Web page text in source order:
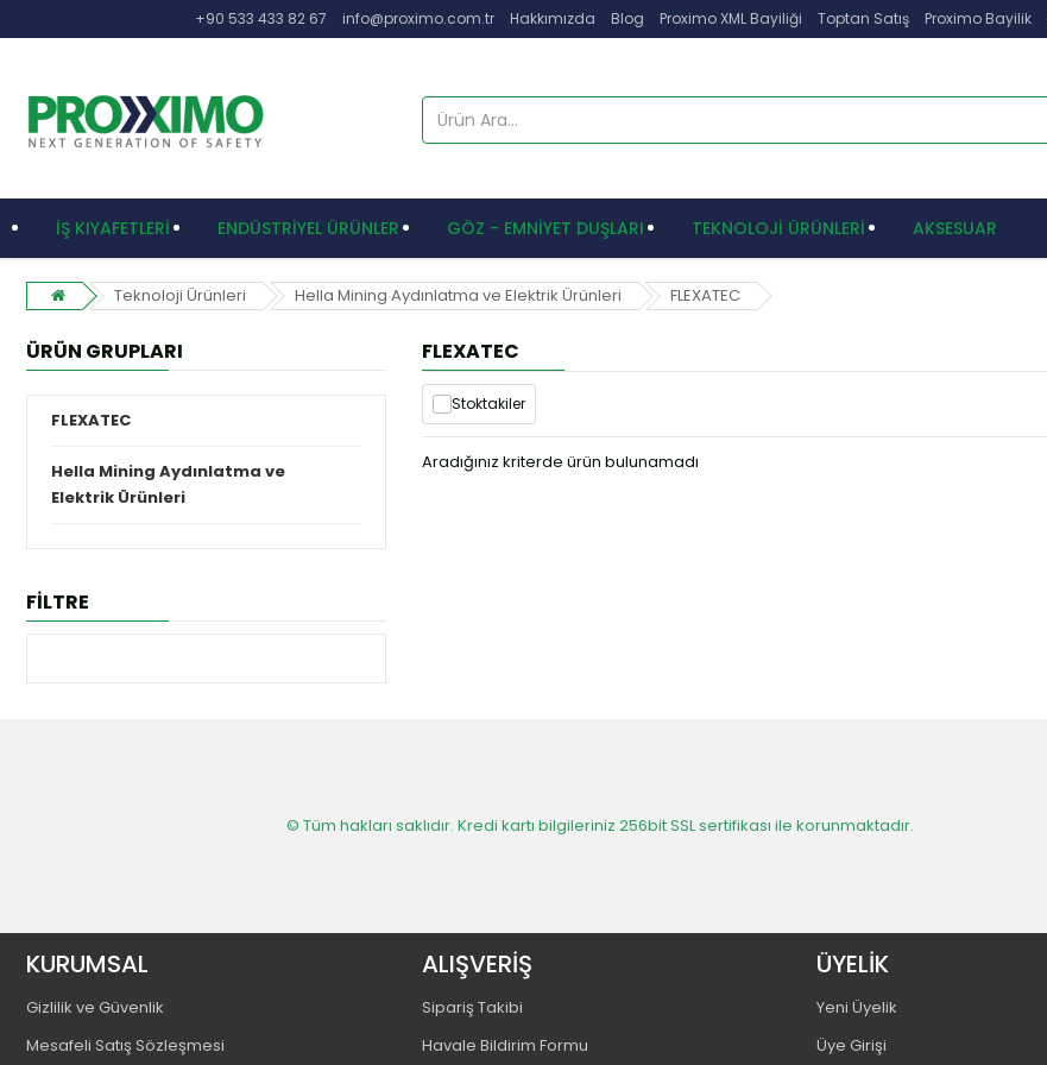
+90 533 433 82 67 info@proximo.com.tr Hakkımızda Blog Proximo XML Bayiliği Toptan Satış Proximo Bayilik
İŞ KIYAFETLERİ ENDÜSTRİYEL ÜRÜNLER GÖZ - EMNİYET DUŞLARI TEKNOLOJİ ÜRÜNLERİ AKSESUAR
Teknoloji Ürünleri Hella Mining Aydınlatma ve Elektrik Ürünleri FLEXATEC
ÜRÜN GRUPLARI
FLEXATEC
Hella Mining Aydınlatma ve
Elektrik Ürünleri
FİLTRE
FLEXATEC
Stoktakiler
Aradığınız kriterde ürün bulunamadı
© Tüm hakları saklıdır. Kredi kartı bilgileriniz 256bit SSL sertifikası ile korunmaktadır.
KURUMSAL
Gizlilik ve Güvenlik
Mesafeli Satış Sözleşmesi
ALIŞVERİŞ
Sipariş Takibi
Havale Bildirim Formu
ÜYELİK
Yeni Üyelik
Üye Girişi